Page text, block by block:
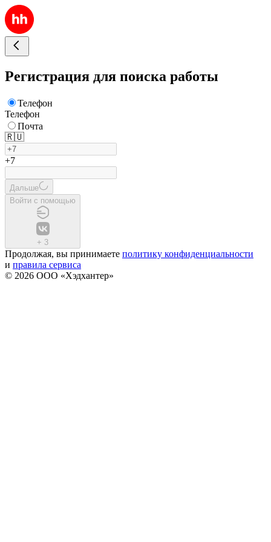
Регистрация для поиска работы
Телефон
Телефон
Почта
🇷🇺
+7
Дальше
Войти с помощью
+ 3
Продолжая, вы принимаете политику конфиденциальности
и правила сервиса
© 2026 ООО «Хэдхантер»